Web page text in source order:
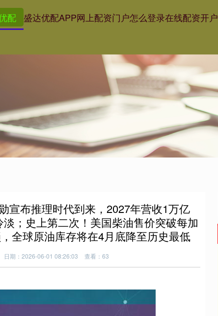
配 盛达优配APP网上配资门户怎么登录在线配资开户
宣布推理时代到来，2027年营收1万亿
；史上第二次！美国柴油售价突破每加
全球原油库存将在4月底降至历史最低
日期：2026-06-01 08:26:03 查看：63